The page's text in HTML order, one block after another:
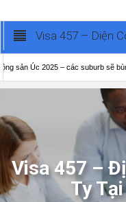
Visa 457 – Diện
Úc 2025 – các suburb sẽ bùng nổ ở
Visa 457 –
Ty